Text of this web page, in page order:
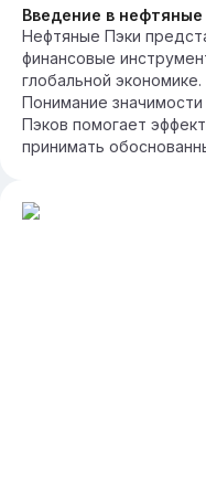
Введение в нефтяные
Нефтяные Пэки
финансовые
глобальной экономике.
Понимание
Пэков помогает
принимать